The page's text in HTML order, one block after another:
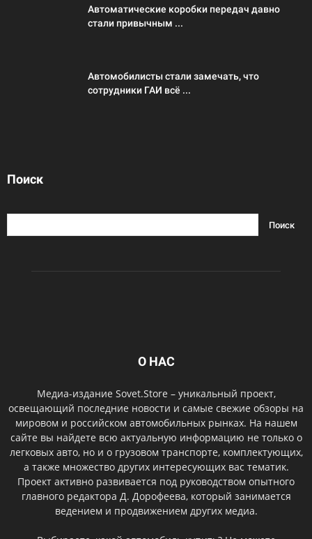
Автоматические коробки передач давно
стали привычным ...
Автомобилисты стали замечать, что
сотрудники ГАИ всё ...
Поиск
О НАС
Медиа-издание Sovet.Store – уникальный проект,
освещающий последние новости и самые свежие обзоры на
мировом и российском автомобильных рынках. На нашем
сайте вы найдете всю актуальную информацию не только о
легковых авто, но и о грузовом транспорте, комплектующих,
а также множество других интересующих вас тематик.
Проект активно развивается под руководством опытного
главного редактора Д. Дорофеева, который занимается
ведением и продвижением других медиа.